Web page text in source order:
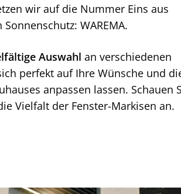
wir auf die Nummer Eins aus
WAREMA.
Auswahl an verschiedenen
perfekt auf Ihre Wünsche und
anpassen lassen. Schauen
Vielfalt der Fenster-Markisen an.